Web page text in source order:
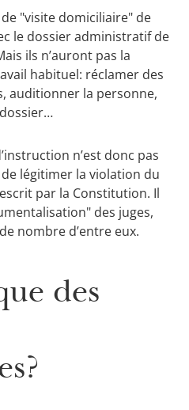
"visite domiciliaire" de
le dossier administratif de
ils n’auront pas la
habituel: réclamer des
auditionner la personne,
n’est donc pas
légitimer la violation du
par la Constitution. Il
des juges,
nombre d’entre eux.
des